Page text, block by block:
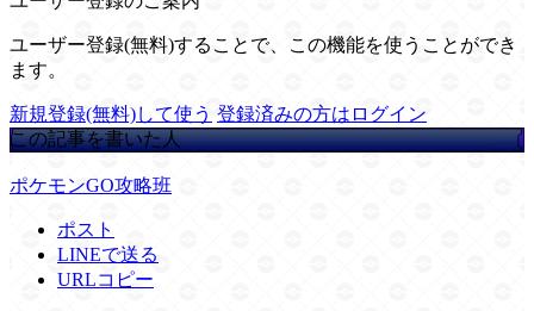
ユーザー登録(無料)することで、この機能を使うことができ
ます。
新規登録(無料)して使う 登録済みの方はログイン
この記事を書いた人
ポケモンGO攻略班
ポスト
LINEで送る
URLコピー